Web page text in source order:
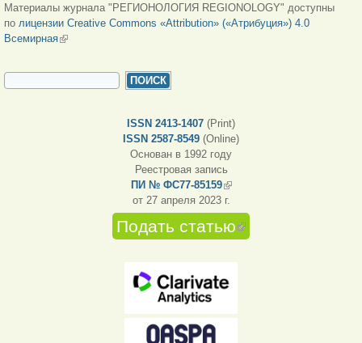
Материалы журнала "РЕГИОНОЛОГИЯ REGIONOLOGY" доступны
по лицензии Creative Commons «Attribution» («Атрибуция») 4.0
Всемирная(внешняя ссылка)
ФОРМА ПОИСКА
ISSN 2413-1407 (Print)
ISSN 2587-8549 (Online)
Основан в 1992 году
Реестровая запись
ПИ № ФС77-85159(внешняя ссылка)
от 27 апреля 2023 г.
Подать статью